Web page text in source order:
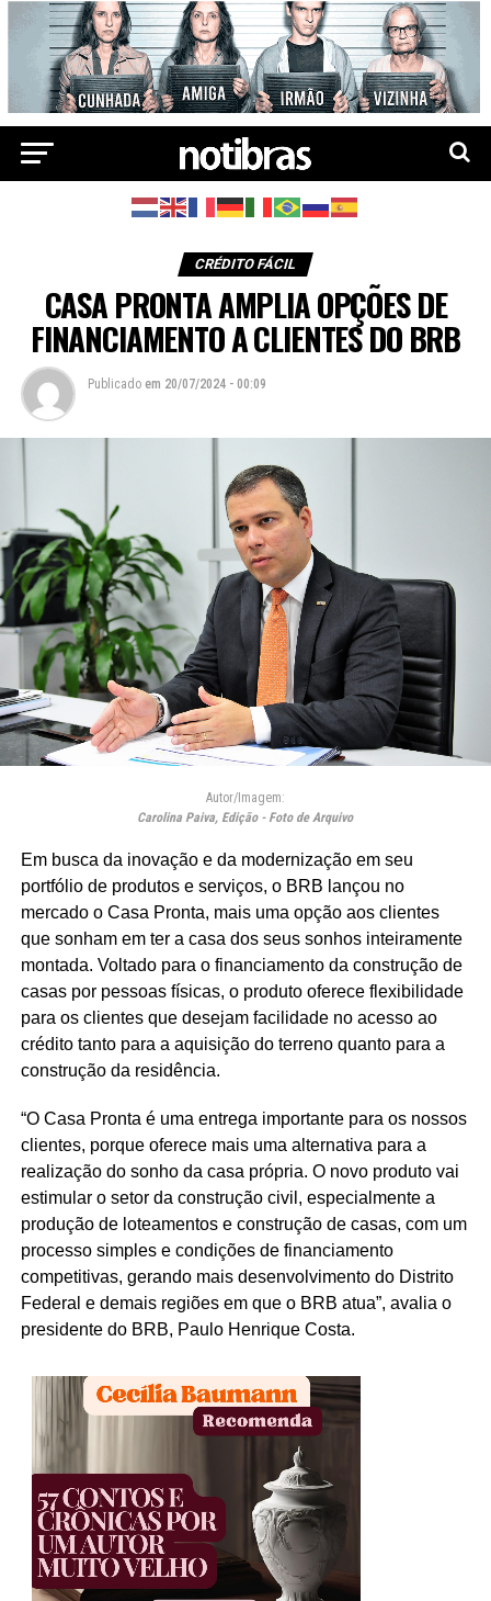
CRÉDITO FÁCIL
CASA PRONTA AMPLIA OPÇÕES DE
FINANCIAMENTO A CLIENTES DO BRB
Publicado em 20/07/2024 - 00:09
Autor/Imagem:
Carolina Paiva, Edição - Foto de Arquivo
Em busca da inovação e da modernização em seu
portfólio de produtos e serviços, o BRB lançou no
mercado o Casa Pronta, mais uma opção aos clientes
que sonham em ter a casa dos seus sonhos inteiramente
montada. Voltado para o financiamento da construção de
casas por pessoas físicas, o produto oferece flexibilidade
para os clientes que desejam facilidade no acesso ao
crédito tanto para a aquisição do terreno quanto para a
construção da residência.
“O Casa Pronta é uma entrega importante para os nossos
clientes, porque oferece mais uma alternativa para a
realização do sonho da casa própria. O novo produto vai
estimular o setor da construção civil, especialmente a
produção de loteamentos e construção de casas, com um
processo simples e condições de financiamento
competitivas, gerando mais desenvolvimento do Distrito
Federal e demais regiões em que o BRB atua”, avalia o
presidente do BRB, Paulo Henrique Costa.